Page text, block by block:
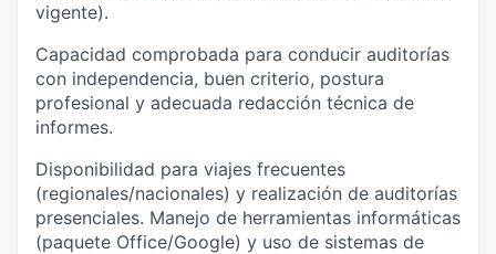
vigente).
Capacidad comprobada para conducir auditorías
con independencia, buen criterio, postura
profesional y adecuada redacción técnica de
informes.
Disponibilidad para viajes frecuentes
(regionales/nacionales) y realización de auditorías
presenciales. Manejo de herramientas informáticas
(paquete Office/Google) y uso de sistemas de